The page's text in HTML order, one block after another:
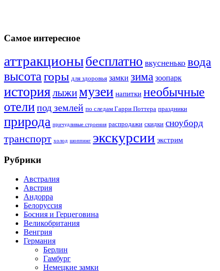
Самое интересное
аттракционыбесплатно вкусненько вода
высота горы для здоровья замки зима зоопарк
историялыжимузеи напитки необычные
отелипод землей по следам Гарри Поттера праздники
природа причудливые строения распродажи скидки сноуборд
транспорт холод шоппинг экскурсии экстрим
Рубрики
Австралия
Австрия
Андорра
Белоруссия
Босния и Герцеговина
Великобритания
Венгрия
Германия
Берлин
Гамбург
Немецкие замки